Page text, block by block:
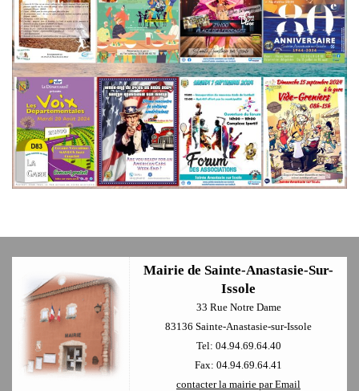
Mairie de Sainte-Anastasie-Sur-
Issole
33 Rue Notre Dame
83136 Sainte-Anastasie-sur-Issole
Tel: 04.94.69.64.40
Fax: 04.94.69.64.41
contacter la mairie par Email